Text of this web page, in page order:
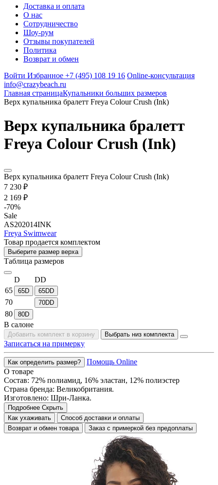
Доставка и оплата
О нас
Сотрудничество
Шоу-рум
Отзывы покупателей
Политика
Возврат и обмен
Войти Избранное +7 (495) 108 19 16 Online-консультация
info@crazybeach.ru
Главная страницаКупальники больших размеров
Верх купальника бралетт Freya Colour Crush (Ink)
Верх купальника бралетт
Freya Colour Crush (Ink)
Верх купальника бралетт Freya Colour Crush (Ink)
7 230 ₽
2 169 ₽
-70%
Sale
AS202014INK
Freya Swimwear
Товар продается комплектом
Выберите размер верха
Таблица размеров
D
DD
65
65D 65DD
70 70DD
80 80D
В салоне
Добавить комплект в корзину Выбрать низ комплекта
Записаться на примерку
Как определить размер?
Помощь Online
О товаре
Состав: 72% полиамид, 16% эластан, 12% полиэстер
Страна бренда: Великобритания.
Изготовлено: Шри-Ланка.
Подробнее Скрыть
Как ухаживать
Способ доставки и оплаты
Возврат и обмен товара
Заказ с примеркой без предоплаты